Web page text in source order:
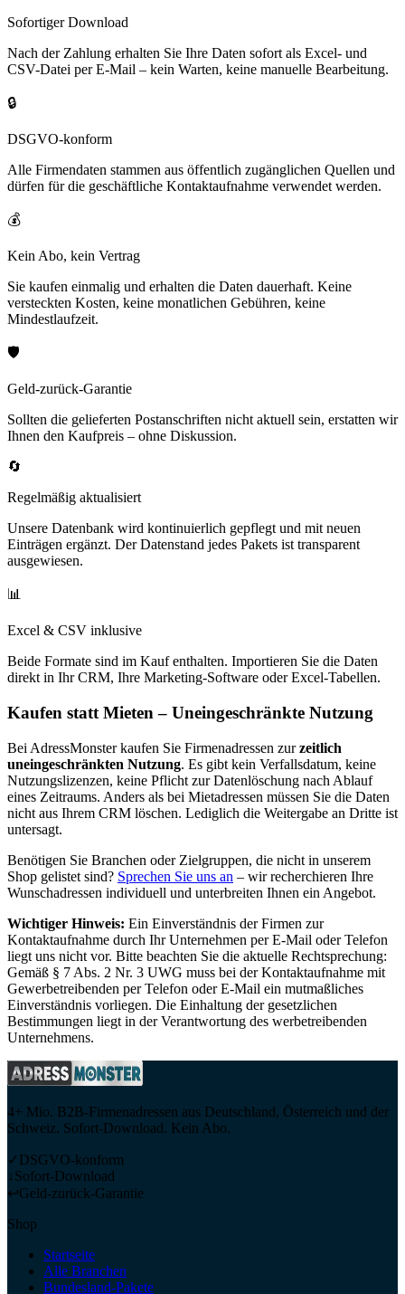
Sofortiger Download
Nach der Zahlung erhalten Sie Ihre Daten sofort als Excel- und
CSV-Datei per E-Mail – kein Warten, keine manuelle Bearbeitung.
🔒
DSGVO-konform
Alle Firmendaten stammen aus öffentlich zugänglichen Quellen und
dürfen für die geschäftliche Kontaktaufnahme verwendet werden.
💰
Kein Abo, kein Vertrag
Sie kaufen einmalig und erhalten die Daten dauerhaft. Keine
versteckten Kosten, keine monatlichen Gebühren, keine
Mindestlaufzeit.
🛡️
Geld-zurück-Garantie
Sollten die gelieferten Postanschriften nicht aktuell sein, erstatten wir
Ihnen den Kaufpreis – ohne Diskussion.
🔄
Regelmäßig aktualisiert
Unsere Datenbank wird kontinuierlich gepflegt und mit neuen
Einträgen ergänzt. Der Datenstand jedes Pakets ist transparent
ausgewiesen.
📊
Excel & CSV inklusive
Beide Formate sind im Kauf enthalten. Importieren Sie die Daten
direkt in Ihr CRM, Ihre Marketing-Software oder Excel-Tabellen.
Kaufen statt Mieten – Uneingeschränkte Nutzung
Bei AdressMonster kaufen Sie Firmenadressen zur zeitlich
uneingeschränkten Nutzung. Es gibt kein Verfallsdatum, keine
Nutzungslizenzen, keine Pflicht zur Datenlöschung nach Ablauf
eines Zeitraums. Anders als bei Mietadressen müssen Sie die Daten
nicht aus Ihrem CRM löschen. Lediglich die Weitergabe an Dritte ist
untersagt.
Benötigen Sie Branchen oder Zielgruppen, die nicht in unserem
Shop gelistet sind? Sprechen Sie uns an – wir recherchieren Ihre
Wunschadressen individuell und unterbreiten Ihnen ein Angebot.
Wichtiger Hinweis: Ein Einverständnis der Firmen zur
Kontaktaufnahme durch Ihr Unternehmen per E-Mail oder Telefon
liegt uns nicht vor. Bitte beachten Sie die aktuelle Rechtsprechung:
Gemäß § 7 Abs. 2 Nr. 3 UWG muss bei der Kontaktaufnahme mit
Gewerbetreibenden per Telefon oder E-Mail ein mutmaßliches
Einverständnis vorliegen. Die Einhaltung der gesetzlichen
Bestimmungen liegt in der Verantwortung des werbetreibenden
Unternehmens.
4+ Mio. B2B-Firmenadressen aus Deutschland, Österreich und der
Schweiz. Sofort-Download. Kein Abo.
✓ DSGVO-konform
↓Sofort-Download
↩Geld-zurück-Garantie
Shop
Startseite
Alle Branchen
Bundesland-Pakete